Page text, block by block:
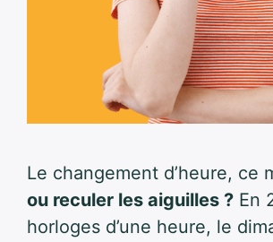
Le changement d’heure, ce
ou reculer les aiguilles ? En
horloges d’une heure, le